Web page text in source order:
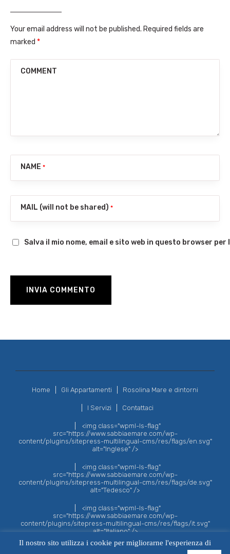
Your email address will not be published. Required fields are
marked *
COMMENT
NAME *
MAIL (will not be shared) *
Salva il mio nome, email e sito web in questo browser
Home Gli Appartamenti Rosolina Mare e dintorni
I Servizi Contattaci
<img class="wpml-ls-flag"
src="https://www.sabbiaemare.com/wp-
content/plugins/sitepress-multilingual-cms/res/flags/en.svg"
alt="Inglese" />
<img class="wpml-ls-flag"
src="https://www.sabbiaemare.com/wp-
content/plugins/sitepress-multilingual-cms/res/flags/de.svg"
alt="Tedesco" />
<img class="wpml-ls-flag"
src="https://www.sabbiaemare.com/wp-
content/plugins/sitepress-multilingual-cms/res/flags/it.svg"
alt="Italiano" />
Il nostro sito utilizza i cookie per migliorarne l'esperienza di